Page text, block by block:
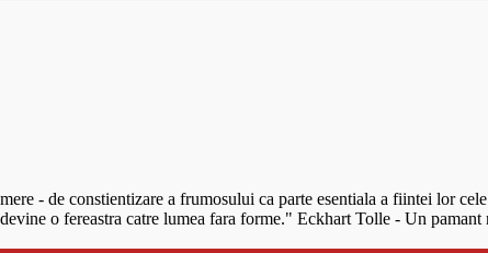
- de constientizare a frumosului ca parte esentiala a fiintei lor
o fereastra catre lumea fara forme." Eckhart Tolle - Un